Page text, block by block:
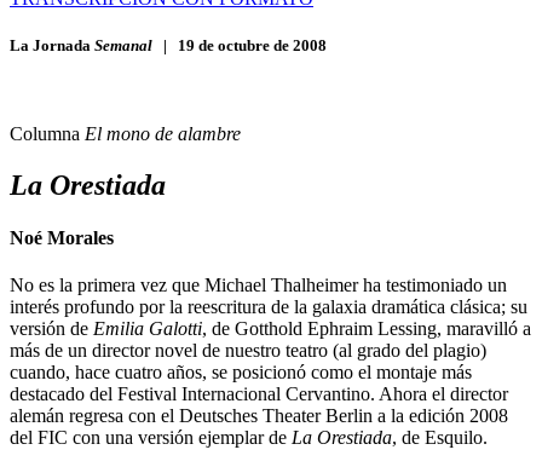
La Jornada Semanal | 19 de octubre de 2008
Columna El mono de alambre
La Orestiada
Noé Morales
No es la primera vez que Michael Thalheimer ha testimoniado un
interés profundo por la reescritura de la galaxia dramática clásica; su
versión de Emilia Galotti, de Gotthold Ephraim Lessing, maravilló a
más de un director novel de nuestro teatro (al grado del plagio)
cuando, hace cuatro años, se posicionó como el montaje más
destacado del Festival Internacional Cervantino. Ahora el director
alemán regresa con el Deutsches Theater Berlin a la edición 2008
del FIC con una versión ejemplar de La Orestiada, de Esquilo.